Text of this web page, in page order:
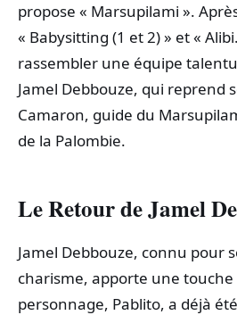
propose « Marsupilami ».
« Babysitting (1 et 2) » et «
rassembler une équipe
Jamel Debbouze, qui reprend
Camaron, guide du
de la Palombie.
Le Retour de Jamel
Jamel Debbouze, connu pour
charisme, apporte une touche
personnage, Pablito, a déjà